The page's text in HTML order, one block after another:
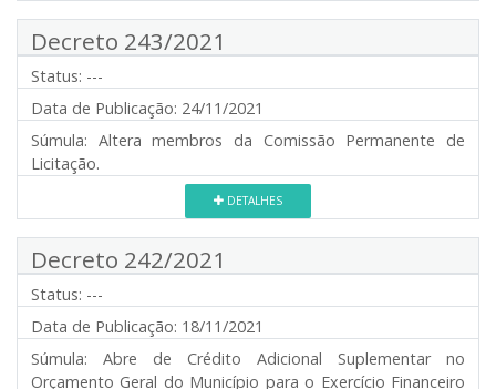
Decreto 243/2021
Status: ---
Data de Publicação: 24/11/2021
Súmula: Altera membros da Comissão Permanente de
Licitação.
DETALHES
Decreto 242/2021
Status: ---
Data de Publicação: 18/11/2021
Súmula: Abre de Crédito Adicional Suplementar no
Orçamento Geral do Município para o Exercício Financeiro